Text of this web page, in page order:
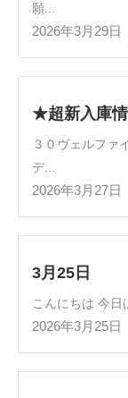
願...
2026年3月29日
★超新入庫
３０ヴェルファ
デ...
2026年3月27日
3月25日
こんにちは 今日
2026年3月25日